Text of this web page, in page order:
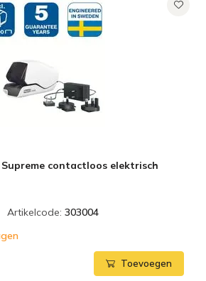
contactloos elektrisch
Artikelcode: 303004
Toevoegen